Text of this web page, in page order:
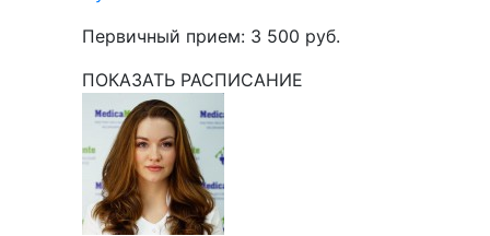
Первичный прием: 3 500 руб.
ПОКАЗАТЬ РАСПИСАНИЕ